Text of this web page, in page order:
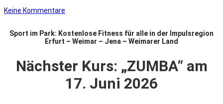
Keine Kommentare
Sport im Park: Kostenlose Fitness für alle in der Impulsregion
Erfurt – Weimar – Jena – Weimarer Land
Nächster Kurs: „ZUMBA“ am
17. Juni 2026